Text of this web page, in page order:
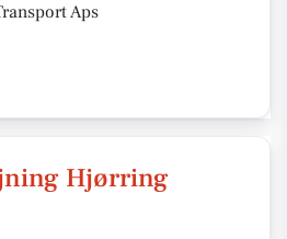
Aps
Hjørring